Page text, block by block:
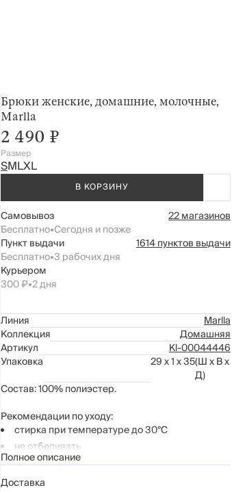
Брюки женские, домашние, молочные,
Marlla
2 490 ₽
Размер
SMLXL
В КОРЗИНУ
Самовывоз
22 магазинов
Бесплатно•Сегодня и позже
Пункт выдачи
1614 пунктов выдачи
Бесплатно•3 рабочих дня
Курьером
300 ₽•2 дня
Линия
Marlla
Коллекция
Домашняя
Артикул
Kl-00044446
Упаковка
29 x 1 x 35(Ш x В x
Д)
Состав: 100% полиэстер.
Рекомендации по уходу:
стирка при температуре до 30°C
не отбеливать
гладить при температуре до 110°C
химчистка запрещена
Полное описание
Доставка